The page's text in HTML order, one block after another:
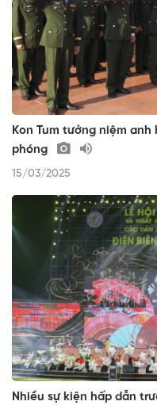
Kon Tum tưởng niệm
phóng
15/03/2025
Nhiều sự kiện hấp dẫn